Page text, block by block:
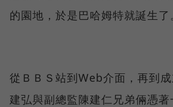
的園地，於是巴哈姆特就誕生了
從ＢＢＳ站到Web介面，再到
建弘與副總監陳建仁兄弟倆憑